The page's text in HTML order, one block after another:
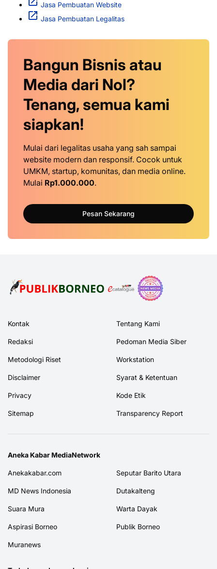
Jasa Pembuatan Website
Jasa Pembuatan Legalitas
Bangun Bisnis atau
Media dari Nol?
Tenang, semua kami
siapkan!
Mulai dari legalitas usaha yang sah sampai
website modern dan responsif. Cocok untuk
UMKM, startup, komunitas, dan media online.
Mulai Rp1.000.000.
Pesan Sekarang
Kontak Tentang Kami
Redaksi Pedoman Media Siber
Metodologi Riset Workstation
Disclaimer Syarat & Ketentuan
Privacy Kode Etik
Sitemap Transparency Report
Aneka Kabar MediaNetwork
Anekakabar.com Seputar Barito Utara
MD News Indonesia Dutakalteng
Suara Mura Warta Dayak
Aspirasi Borneo Publik Borneo
Muranews